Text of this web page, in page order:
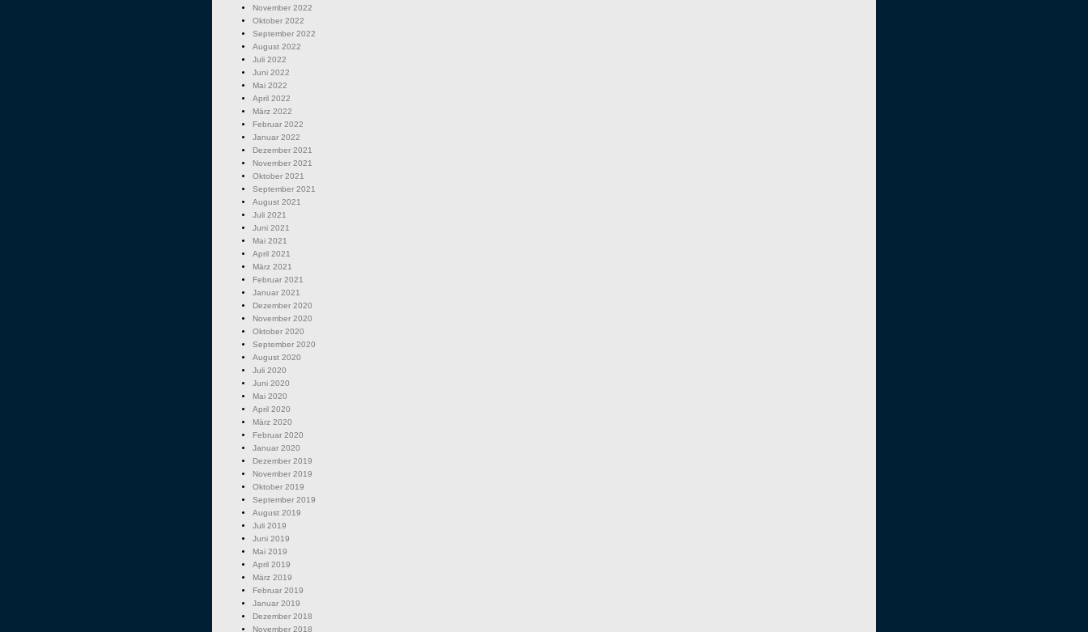
November 2022
Oktober 2022
September 2022
August 2022
Juli 2022
Juni 2022
Mai 2022
April 2022
März 2022
Februar 2022
Januar 2022
Dezember 2021
November 2021
Oktober 2021
September 2021
August 2021
Juli 2021
Juni 2021
Mai 2021
April 2021
März 2021
Februar 2021
Januar 2021
Dezember 2020
November 2020
Oktober 2020
September 2020
August 2020
Juli 2020
Juni 2020
Mai 2020
April 2020
März 2020
Februar 2020
Januar 2020
Dezember 2019
November 2019
Oktober 2019
September 2019
August 2019
Juli 2019
Juni 2019
Mai 2019
April 2019
März 2019
Februar 2019
Januar 2019
Dezember 2018
November 2018